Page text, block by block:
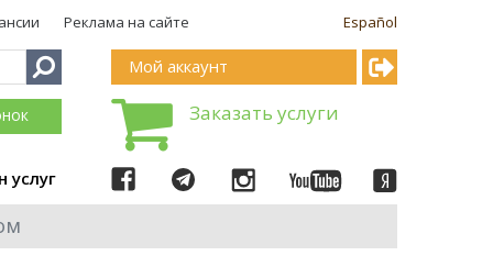
Español
Реклама на сайте
услуг
Мой аккаунт
Заказать услуги